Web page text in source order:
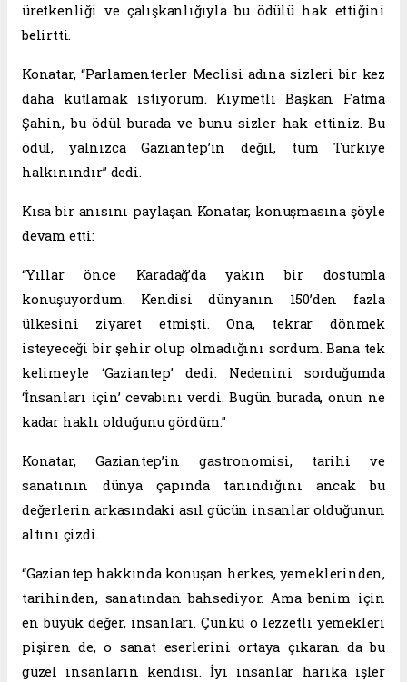
üretkenliği ve çalışkanlığıyla bu ödülü hak ettiğini
belirtti.
Konatar, “Parlamenterler Meclisi adına sizleri bir kez
daha kutlamak istiyorum. Kıymetli Başkan Fatma
Şahin, bu ödül burada ve bunu sizler hak ettiniz. Bu
ödül, yalnızca Gaziantep’in değil, tüm Türkiye
halkınındır” dedi.
Kısa bir anısını paylaşan Konatar, konuşmasına şöyle
devam etti:
“Yıllar önce Karadağ’da yakın bir dostumla
konuşuyordum. Kendisi dünyanın 150’den fazla
ülkesini ziyaret etmişti. Ona, tekrar dönmek
isteyeceği bir şehir olup olmadığını sordum. Bana tek
kelimeyle ‘Gaziantep’ dedi. Nedenini sorduğumda
‘İnsanları için’ cevabını verdi. Bugün burada, onun ne
kadar haklı olduğunu gördüm.”
Konatar, Gaziantep’in gastronomisi, tarihi ve
sanatının dünya çapında tanındığını ancak bu
değerlerin arkasındaki asıl gücün insanlar olduğunun
altını çizdi.
“Gaziantep hakkında konuşan herkes, yemeklerinden,
tarihinden, sanatından bahsediyor. Ama benim için
en büyük değer, insanları. Çünkü o lezzetli yemekleri
pişiren de, o sanat eserlerini ortaya çıkaran da bu
güzel insanların kendisi. İyi insanlar harika işler